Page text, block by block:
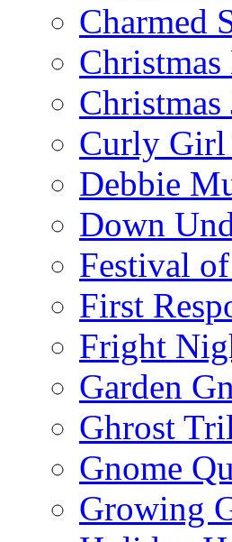
Charmed
Christmas
Christmas
Curly Girl
Debbie
Down
Festival
First
Fright
Garden
Ghrost
Gnome
Growing